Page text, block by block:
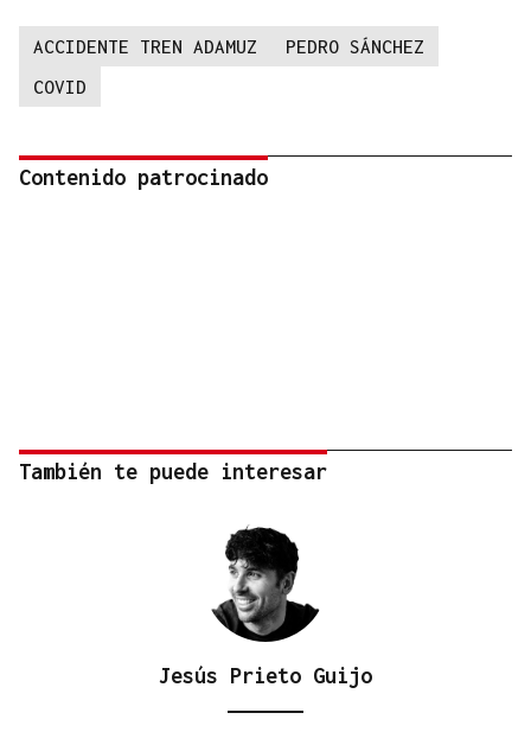
ACCIDENTE TREN ADAMUZ
PEDRO SÁNCHEZ
COVID
Contenido patrocinado
También te puede interesar
Jesús Prieto Guijo